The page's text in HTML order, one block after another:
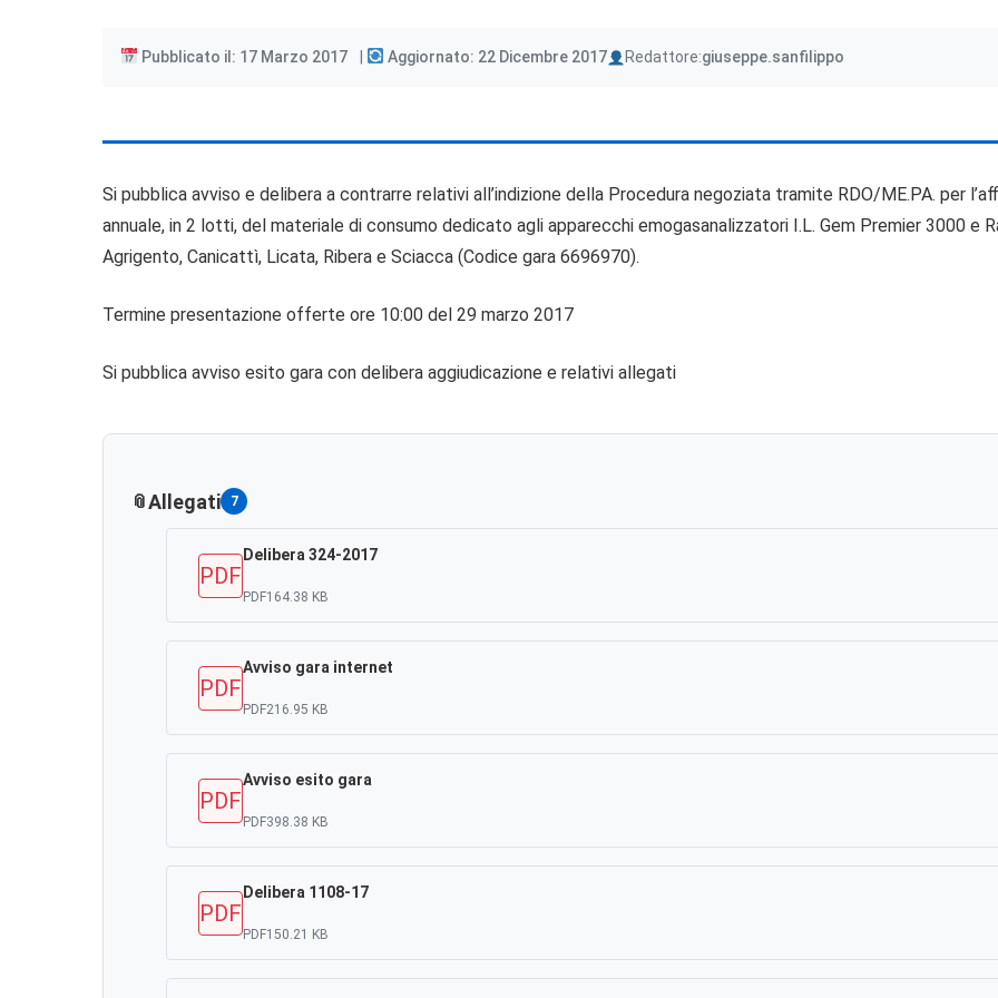
Pubblicato il: 17 Marzo 2017 Aggiornato: 22 Dicembre 2017 Redattore:
Author giuseppe.sanfilippo
Si pubblica avviso e delibera a contrarre relativi all’indizione della Procedura negoziata tramite RDO/ME.PA. per
annuale, in 2 lotti, del materiale di consumo dedicato agli apparecchi emogasanalizzatori I.L. Gem Premier 3000 e
Agrigento, Canicattì, Licata, Ribera e Sciacca (Codice gara 6696970).
Termine presentazione offerte ore 10:00 del 29 marzo 2017
Si pubblica avviso esito gara con delibera aggiudicazione e relativi allegati
Allegati 7
PDF
Delibera 324-2017
PDF164.38 KB
PDF
Avviso gara internet
PDF216.95 KB
PDF
Avviso esito gara
PDF398.38 KB
PDF
Delibera 1108-17
PDF150.21 KB